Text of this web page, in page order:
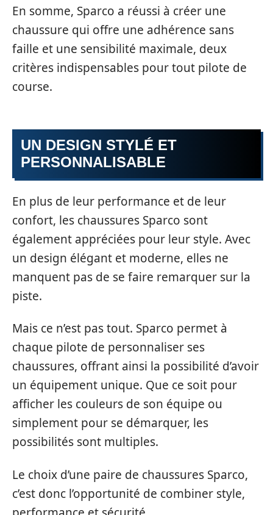
En somme, Sparco a réussi à créer une
chaussure qui offre une adhérence sans
faille et une sensibilité maximale, deux
critères indispensables pour tout pilote de
course.
UN DESIGN STYLÉ ET
PERSONNALISABLE
En plus de leur performance et de leur
confort, les chaussures Sparco sont
également appréciées pour leur style. Avec
un design élégant et moderne, elles ne
manquent pas de se faire remarquer sur la
piste.
Mais ce n’est pas tout. Sparco permet à
chaque pilote de personnaliser ses
chaussures, offrant ainsi la possibilité d’avoir
un équipement unique. Que ce soit pour
afficher les couleurs de son équipe ou
simplement pour se démarquer, les
possibilités sont multiples.
Le choix d’une paire de chaussures Sparco,
c’est donc l’opportunité de combiner style,